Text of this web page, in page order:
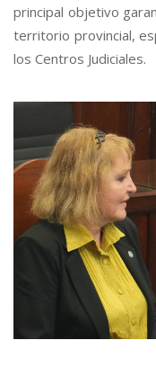
principal objetivo
territorio provincial,
los Centros Judiciales.